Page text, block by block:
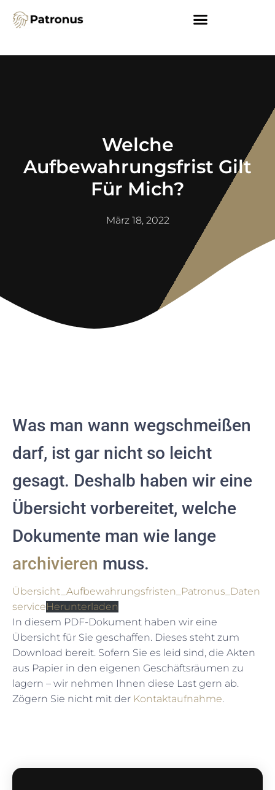
Welche
Aufbewahrungsfrist Gilt
Für Mich?
März 18, 2022
Was man wann wegschmeißen
darf, ist gar nicht so leicht
gesagt. Deshalb haben wir eine
Übersicht vorbereitet, welche
Dokumente man wie lange
archivieren muss.
Übersicht_Aufbewahrungsfristen_Patronus_Daten
serviceHerunterladen
In diesem PDF-Dokument haben wir eine
Übersicht für Sie geschaffen. Dieses steht zum
Download bereit. Sofern Sie es leid sind, die Akten
aus Papier in den eigenen Geschäftsräumen zu
lagern – wir nehmen Ihnen diese Last gern ab.
Zögern Sie nicht mit der Kontaktaufnahme.